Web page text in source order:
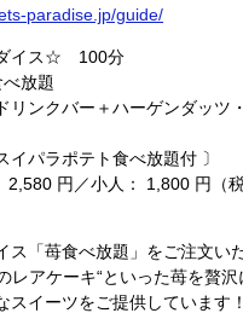
paradise.jp/guide/
イス☆ 100分
べ放題
リンクバー＋ハーゲンダッツ
イパラポテト食べ放題付 〕
2,580 円／小人： 1,800 円（
ス「苺食べ放題」をご注文い
レアケーキ“といった苺を贅
スイーツをご提供しています